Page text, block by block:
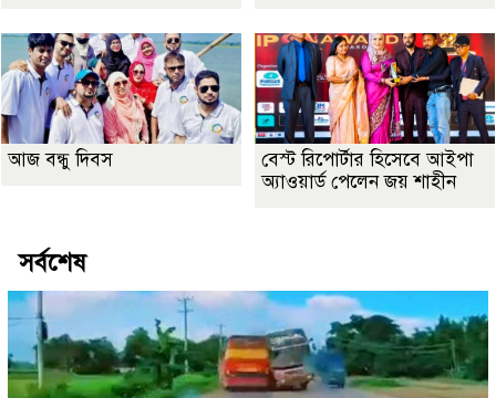
আজ বন্ধু দিবস
বেস্ট রিপোর্টার হিসেবে আইপা
অ্যাওয়ার্ড পেলেন জয় শাহীন
সর্বশেষ